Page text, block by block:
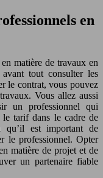
en
matière de travaux en
tout consulter les
le contrat, vous pouvez
Vous allez aussi
un professionnel qui
tarif dans le cadre de
qu’il est important de
le professionnel. Opter
matière de projet et de
un partenaire fiable